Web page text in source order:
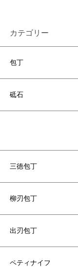
カテゴリー
包丁
砥石
三徳包丁
柳刃包丁
出刃包丁
ペティナイフ